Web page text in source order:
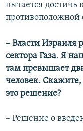
пытается достичь
противоположной
– Власти Израиля
сектора Газа. Я
там превышает
человек.
это решение?
– Решение о